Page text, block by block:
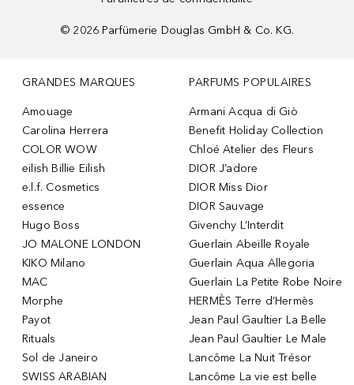
© 2026 Parfümerie Douglas GmbH & Co. KG.
GRANDES MARQUES
Amouage
Carolina Herrera
COLOR WOW
eilish Billie Eilish
e.l.f. Cosmetics
essence
Hugo Boss
JO MALONE LONDON
KIKO Milano
MAC
Morphe
Payot
Rituals
Sol de Janeiro
SWISS ARABIAN
PARFUMS POPULAIRES
Armani Acqua di Giò
Benefit Holiday Collection
Chloé Atelier des Fleurs
DIOR J’adore
DIOR Miss Dior
DIOR Sauvage
Givenchy L’Interdit
Guerlain Abeille Royale
Guerlain Aqua Allegoria
Guerlain La Petite Robe Noire
HERMÈS Terre d’Hermès
Jean Paul Gaultier La Belle
Jean Paul Gaultier Le Male
Lancôme La Nuit Trésor
Lancôme La vie est belle